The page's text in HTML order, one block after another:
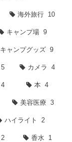
海外旅行 10
キャンプ場 9
キャンプグッズ 9
5 カメラ 4
4 本 4
美容医療 3
ハイライト 2
2 香水 1